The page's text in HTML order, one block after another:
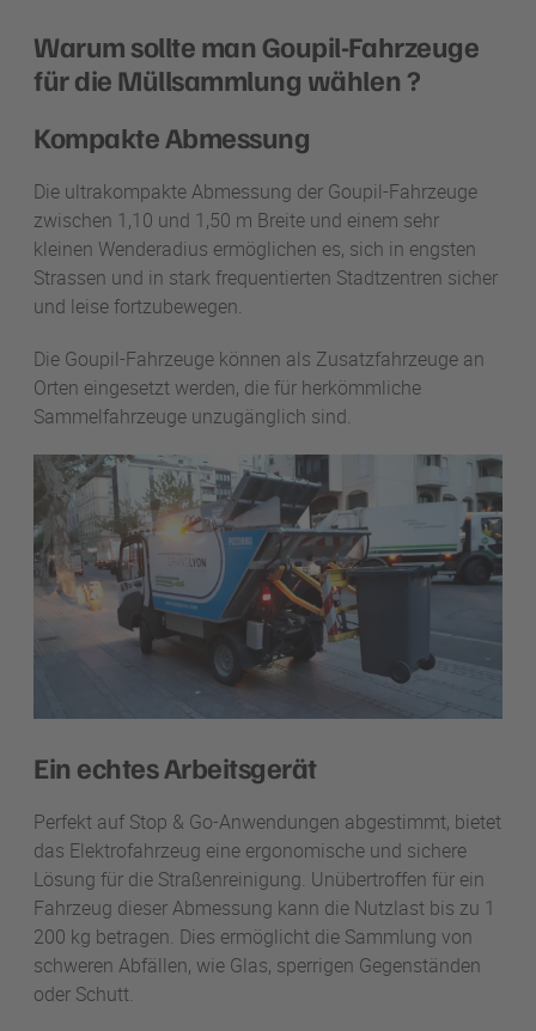
Warum sollte man Goupil-Fahrzeuge
für die Müllsammlung wählen ?
Kompakte Abmessung
Die ultrakompakte Abmessung der Goupil-Fahrzeuge
zwischen 1,10 und 1,50 m Breite und einem sehr
kleinen Wenderadius ermöglichen es, sich in engsten
Strassen und in stark frequentierten Stadtzentren sicher
und leise fortzubewegen.
Die Goupil-Fahrzeuge können als Zusatzfahrzeuge an
Orten eingesetzt werden, die für herkömmliche
Sammelfahrzeuge unzugänglich sind.
Ein echtes Arbeitsgerät
Perfekt auf Stop & Go-Anwendungen abgestimmt, bietet
das Elektrofahrzeug eine ergonomische und sichere
Lösung für die Straßenreinigung. Unübertroffen für ein
Fahrzeug dieser Abmessung kann die Nutzlast bis zu 1
200 kg betragen. Dies ermöglicht die Sammlung von
schweren Abfällen, wie Glas, sperrigen Gegenständen
oder Schutt.